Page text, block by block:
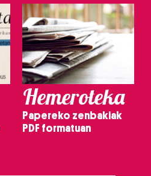
Hemeroteka
Papereko zenbakiak
PDF formatuan